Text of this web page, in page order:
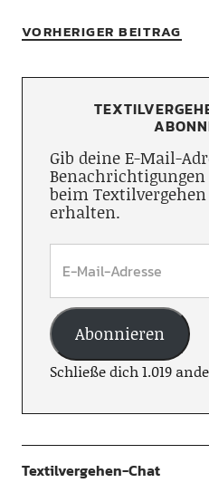
VORHERIGER BEITRAG
Gib deine E-Mail-
Benachrichtigungen
beim
erhalten.
Abonnieren
Schließe dich 1.019
Textilvergehen-Chat